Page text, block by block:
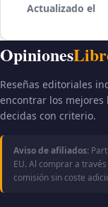
Actualizado el
Opiniones
Reseñas editoriales
encontrar los
decidas con criterio.
Aviso de afiliados:
EU. Al comprar a
comisión sin coste